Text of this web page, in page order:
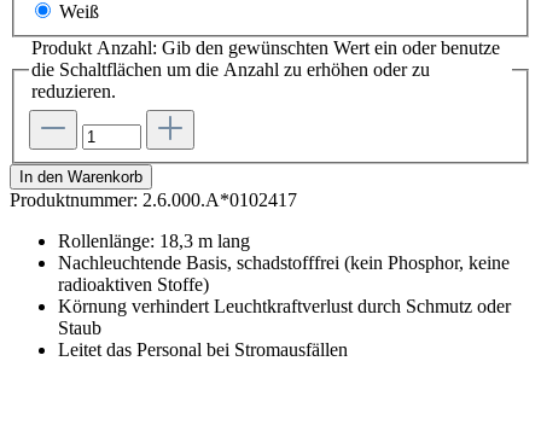
Weiß
Produkt Anzahl: Gib den gewünschten Wert ein oder benutze
die Schaltflächen um die Anzahl zu erhöhen oder zu
reduzieren.
In den Warenkorb
Produktnummer: 2.6.000.A*0102417
Rollenlänge: 18,3 m lang
Nachleuchtende Basis, schadstofffrei (kein Phosphor, keine
radioaktiven Stoffe)
Körnung verhindert Leuchtkraftverlust durch Schmutz oder
Staub
Leitet das Personal bei Stromausfällen